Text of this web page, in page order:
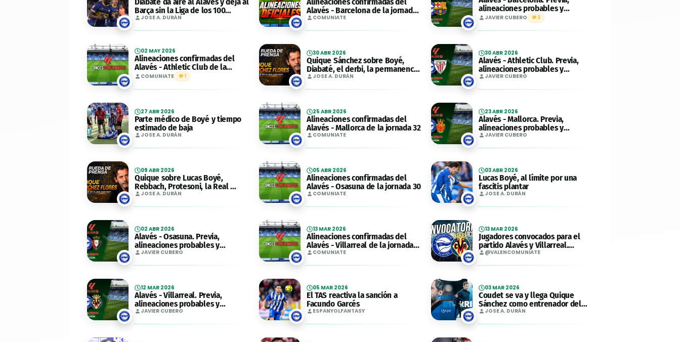
Barça sin la Liga de los 100
puntos
JOSE A. DURÁN
Alavés - Barcelona de la jornada
36COMUNIATE
alineaciones probables y
consejos fantasy. Jornada 36 de
JAVIER CUBERO 3
02 MAY 2026
Alineaciones confirmadas del
Alavés - Athletic Club de la
jornada 34
COMUNIATE 1
30 ABR 2026
Quique Sánchez sobre Boyé,
Diabaté, el derbi, la permanencia
... JOSE A. DURÁN
30 ABR 2026
Alavés - Athletic Club. Previa,
alineaciones probables y
consejos fantasy. Jornada 34 de
JAVIER CUBERO
27 ABR 2026
Parte médico de Boyé y tiempo
estimado de baja
JOSE A. DURÁN
25 ABR 2026
Alineaciones confirmadas del
Alavés - Mallorca de la jornada 32
COMUNIATE
23 ABR 2026
Alavés - Mallorca. Previa,
alineaciones probables y
consejos fantasy. Jornada 32 de
JAVIER CUBERO
09 ABR 2026
Quique sobre Lucas Boyé,
Rebbach, Protesoni, la Real ...
JOSE A. DURÁN
05 ABR 2026
Alineaciones confirmadas del
Alavés - Osasuna de la jornada 30
COMUNIATE
03 ABR 2026
Lucas Boyé, al límite por una
fascitis plantar
JOSE A. DURÁN
02 ABR 2026
Alavés - Osasuna. Previa,
alineaciones probables y
consejos fantasy. Jornada 30 de
JAVIER CUBERO
13 MAR 2026
Alineaciones confirmadas del
Alavés - Villarreal de la jornada
28COMUNIATE
13 MAR 2026
Jugadores convocados para el
partido Alavés y Villarreal.
Jornada 28.
@VALENCOMUNIATE
12 MAR 2026
Alavés - Villarreal. Previa,
alineaciones probables y
consejos fantasy. Jornada 28 de
JAVIER CUBERO
05 MAR 2026
El TAS reactiva la sanción a
Facundo Garcés
ESPANYOLFANTASY
03 MAR 2026
Coudet se va y llega Quique
Sánchez como entrenador del
Alavés
JOSE A. DURÁN